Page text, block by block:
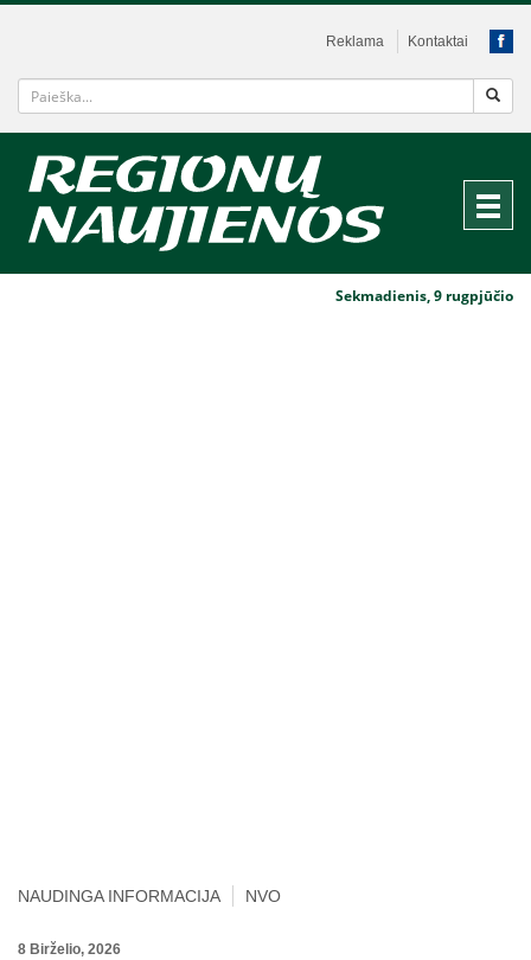
Reklama Kontaktai
Sekmadienis, 9 rugpjūčio
NAUDINGA INFORMACIJA NVO
8 Birželio, 2026